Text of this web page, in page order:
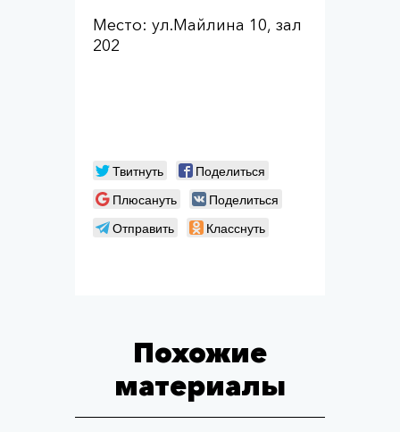
Место: ул.Майлина 10, зал
202
Твитнуть
Поделиться
Плюсануть
Поделиться
Отправить
Класснуть
Похожие
материалы